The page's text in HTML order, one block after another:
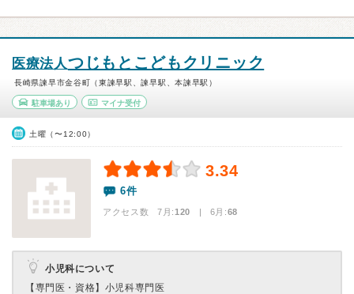
医療法人つじもとこどもクリニック
長崎県諫早市金谷町（東諫早駅、諫早駅、本諫早駅）
駐車場あり マイナ受付
土曜（〜12:00）
3.34
6件
アクセス数 7月:120 | 6月:68
小児科について
【専門医・資格】 小児科専門医